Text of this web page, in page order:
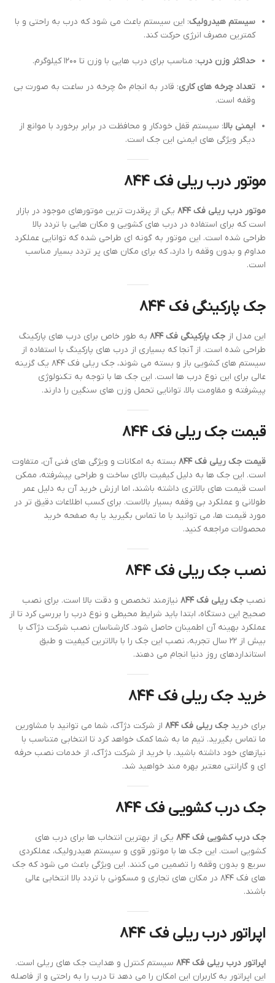
سیستم هیدرولیک: این سیستم باعث می شود که درب به راحتی و با
کمترین مصرف انرژی حرکت کند.
حداکثر وزن درب: مناسب برای درب هایی با وزن تا ۱۲۰۰ کیلوگرم.
تعداد چرخه های کاری
: قادر به انجام ۵۰ چرخه در ساعت به صورت بی
وقفه است.
ایمنی بالا: سیستم قفل خودکار و محافظت در برابر برخورد با موانع از
دیگر ویژگی های ایمنی این جک است.
موتور درب ریلی فک ۸۴۴
موتور درب ریلی فک ۸۴۴
یکی از پرقدرت ترین موتورهای موجود در بازار
است که برای استفاده در درب های کشویی و مکان هایی با تردد بالا
طراحی شده است. این موتور به گونه ای طراحی شده که توانایی عملکرد
مداوم و بدون وقفه را دارد، که برای مکان های پر تردد بسیار مناسب
است.
جک پارکینگی فک ۸۴۴
این مدل از جک پارکینگی فک ۸۴۴
به طور خاص برای درب های پارکینگ
طراحی شده است. از آنجا که بسیاری از درب های پارکینگ با استفاده از
سیستم های کشویی باز و بسته می شوند، جک ریلی فک ۸۴۴ یک گزینه
عالی برای این نوع درب ها است. این جک ها با توجه به تکنولوژی
پیشرفته و مقاومت بالا، توانایی تحمل وزن های سنگین را دارند.
قیمت جک ریلی فک ۸۴۴
قیمت جک ریلی فک ۸۴۴
بسته به امکانات و ویژگی های فنی آن، متفاوت
است. این جک ها به دلیل کیفیت بالای ساخت و طراحی پیشرفته، ممکن
است قیمت های بالاتری داشته باشند، اما ارزش خرید آن به دلیل عمر
طولانی و عملکرد بی وقفه بسیار بالاست. برای کسب اطلاعات دقیق تر در
مورد قیمت ها، می توانید با ما تماس بگیرید یا به صفحه خرید
محصولات مراجعه کنید.
نصب جک ریلی فک ۸۴۴
نصب جک ریلی فک ۸۴۴
نیازمند تخصص و دقت بالا است. برای نصب
صحیح این دستگاه، ابتدا باید شرایط محیطی و نوع درب را بررسی کرد تا از
عملکرد بهینه آن اطمینان حاصل شود. کارشناسان نصب شرکت دژآک با
بیش از ۲۲ سال تجربه، نصب این جک را با بالاترین کیفیت و طبق
استانداردهای روز دنیا انجام می دهند.
خرید جک ریلی فک ۸۴۴
برای خرید جک ریلی فک ۸۴۴
از شرکت دژآک، شما می توانید با مشاورین
ما تماس بگیرید. تیم ما به شما کمک خواهد کرد تا انتخابی متناسب با
نیازهای خود داشته باشید. با خرید از شرکت دژآک، از خدمات نصب حرفه
ای و گارانتی معتبر بهره مند خواهید شد.
جک درب کشویی فک ۸۴۴
جک درب کشویی فک ۸۴۴
یکی از بهترین انتخاب ها برای درب های
کشویی است. این جک ها با موتور قوی و سیستم هیدرولیک، عملکردی
سریع و بدون وقفه را تضمین می کنند. این ویژگی باعث می شود که جک
های فک ۸۴۴ در مکان های تجاری و مسکونی با تردد بالا انتخابی عالی
باشند.
اپراتور درب ریلی فک ۸۴۴
اپراتور درب ریلی فک ۸۴۴
سیستم کنترل و هدایت جک های ریلی است.
این اپراتور به کاربران این امکان را می دهد تا درب را به راحتی و از فاصله